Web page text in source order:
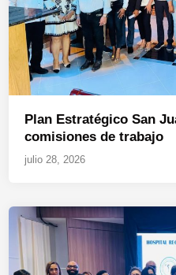
Plan Estratégico San
comisiones de trabajo
julio 28, 2026